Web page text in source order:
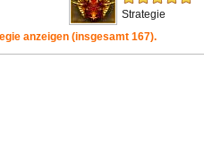
Strategie
anzeigen (insgesamt 167).